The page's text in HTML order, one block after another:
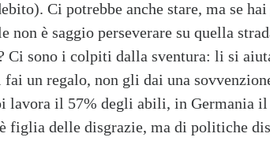
Ci potrebbe anche stare, ma se
non è saggio perseverare su quella
Ci sono i colpiti dalla sventura: li si
un regalo, non gli dai una
lavora il 57% degli abili, in Germania il
figlia delle disgrazie, ma di politiche